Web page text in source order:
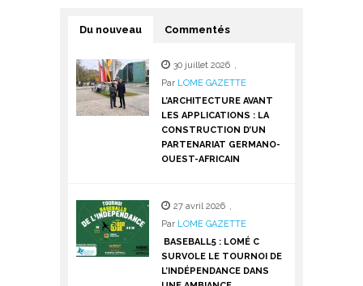
Du nouveau Commentés
30 juillet 2026 ,
Par LOME GAZETTE
L’ARCHITECTURE AVANT
LES APPLICATIONS : LA
CONSTRUCTION D’UN
PARTENARIAT GERMANO-
OUEST-AFRICAIN
27 avril 2026 ,
Par LOME GAZETTE
BASEBALL5 : LOMÉ C
SURVOLE LE TOURNOI DE
L’INDÉPENDANCE DANS